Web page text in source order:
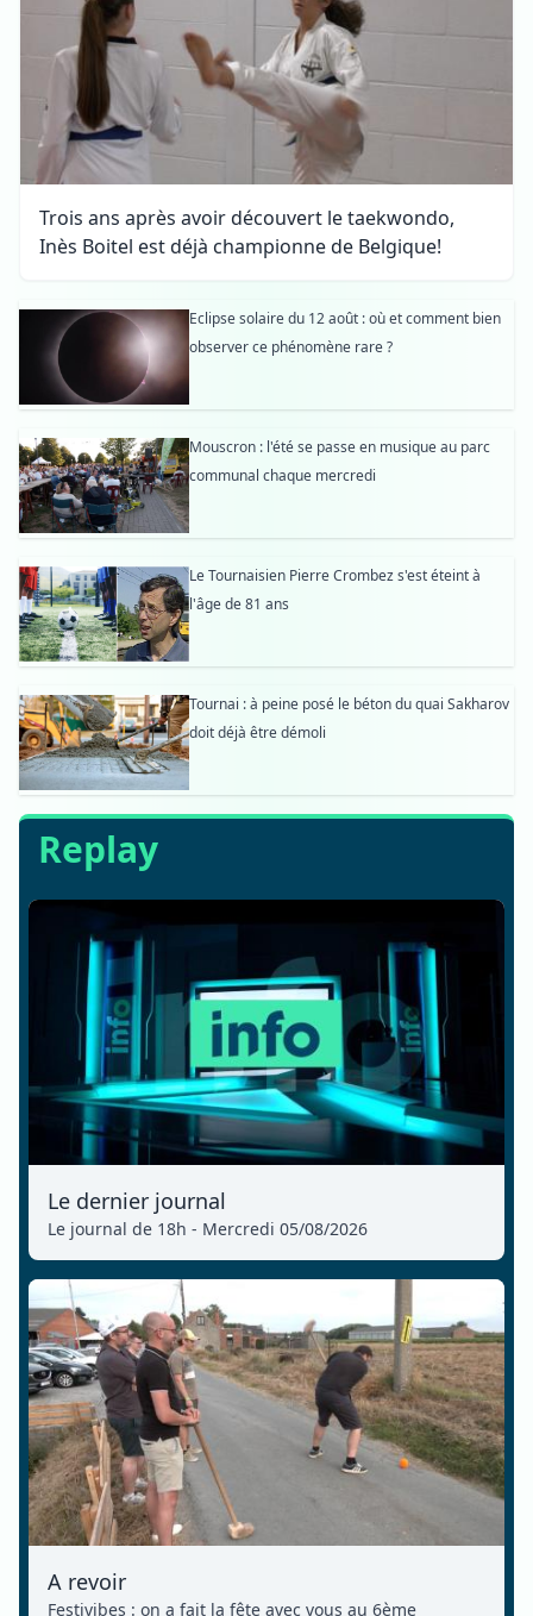
Trois ans après avoir découvert le taekwondo,
Inès Boitel est déjà championne de Belgique!
Eclipse solaire du 12 août : où et comment bien
observer ce phénomène rare ?
Mouscron : l'été se passe en musique au parc
communal chaque mercredi
Le Tournaisien Pierre Crombez s'est éteint à
l'âge de 81 ans
Tournai : à peine posé le béton du quai Sakharov
doit déjà être démoli
Replay
Le dernier journal
Le journal de 18h - Mercredi 05/08/2026
A revoir
Festivibes : on a fait la fête avec vous au 6ème